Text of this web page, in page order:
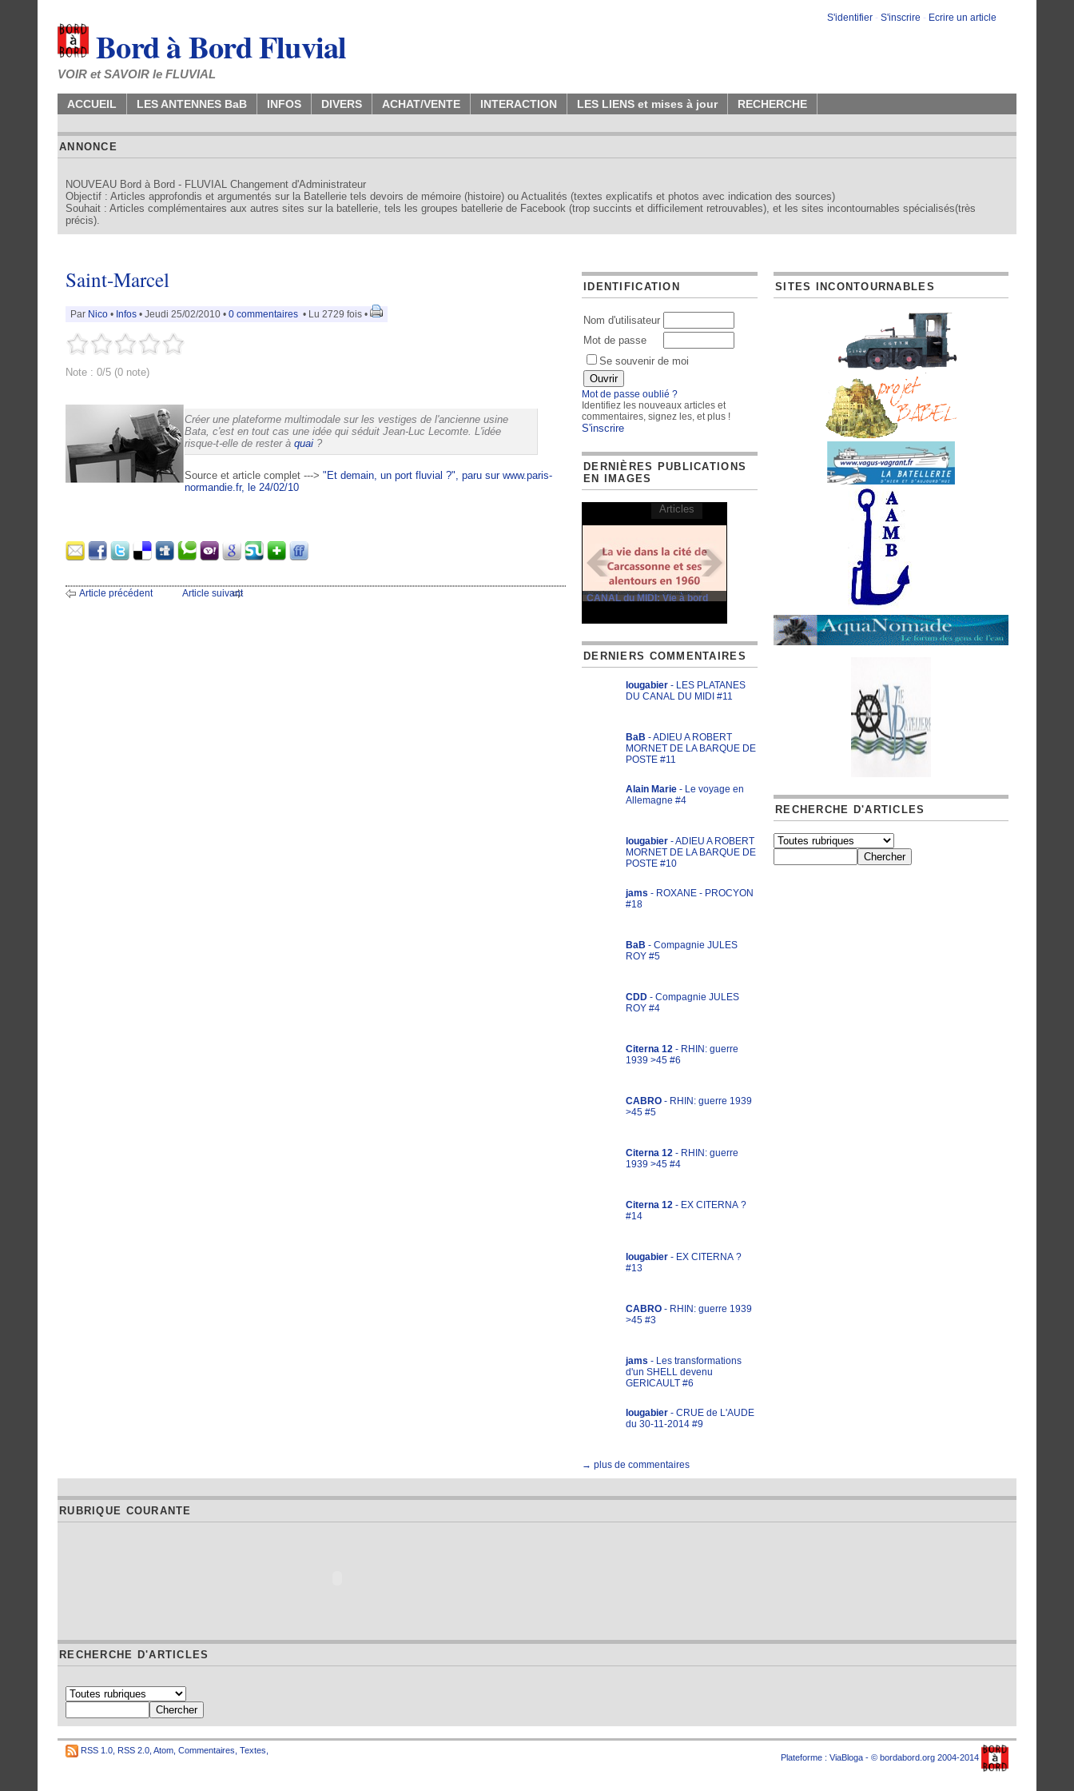
S'identifier - S'inscrire - Ecrire un article
Bord à Bord Fluvial
VOIR et SAVOIR le FLUVIAL
ACCUEIL LES ANTENNES BaB INFOS DIVERS ACHAT/VENTE INTERACTION LES LIENS et mises à jour RECHERCHE
ANNONCE
NOUVEAU Bord à Bord - FLUVIAL Changement d'Administrateur
Objectif : Articles approfondis et argumentés sur la Batellerie tels devoirs de mémoire (histoire) ou Actualités (textes explicatifs et photos avec indication des sources)
Souhait : Articles complémentaires aux autres sites sur la batellerie, tels les groupes batellerie de Facebook (trop succints et difficilement retrouvables), et les sites incontournables spécialisés(très
précis).
Saint-Marcel
Par Nico • Infos • Jeudi 25/02/2010 • 0 commentaires • Lu 2729 fois •
Note : 0/5 (0 note)
Créer une plateforme multimodale sur les vestiges de l'ancienne usine
Bata, c'est en tout cas une idée qui séduit Jean-Luc Lecomte. L'idée
risque-t-elle de rester à quai ?
Source et article complet ---> "Et demain, un port fluvial ?", paru sur www.paris-
normandie.fr, le 24/02/10
Article précédent Article suivant
IDENTIFICATION
Nom d'utilisateur
Mot de passe
Se souvenir de moi
Mot de passe oublié ?
Identifiez les nouveaux articles et
commentaires, signez les, et plus !
S'inscrire
DERNIÈRES PUBLICATIONS
EN IMAGES
CANAL du MIDI: Vie à bord
Articles
DERNIERS COMMENTAIRES
lougabier - LES PLATANES
DU CANAL DU MIDI #11
BaB - ADIEU A ROBERT
MORNET DE LA BARQUE DE
POSTE #11
Alain Marie - Le voyage en
Allemagne #4
lougabier - ADIEU A ROBERT
MORNET DE LA BARQUE DE
POSTE #10
jams - ROXANE - PROCYON
#18
BaB - Compagnie JULES
ROY #5
CDD - Compagnie JULES
ROY #4
Citerna 12 - RHIN: guerre
1939 >45 #6
CABRO - RHIN: guerre 1939
>45 #5
Citerna 12 - RHIN: guerre
1939 >45 #4
Citerna 12 - EX CITERNA ?
#14
lougabier - EX CITERNA ?
#13
CABRO - RHIN: guerre 1939
>45 #3
jams - Les transformations
d'un SHELL devenu
GERICAULT #6
lougabier - CRUE de L'AUDE
du 30-11-2014 #9
→ plus de commentaires
SITES INCONTOURNABLES
RECHERCHE D'ARTICLES
RUBRIQUE COURANTE
RECHERCHE D'ARTICLES
RSS 1.0 RSS 2.0 Atom Commentaires Textes
Plateforme : ViaBloga - © bordabord.org 2004-2014